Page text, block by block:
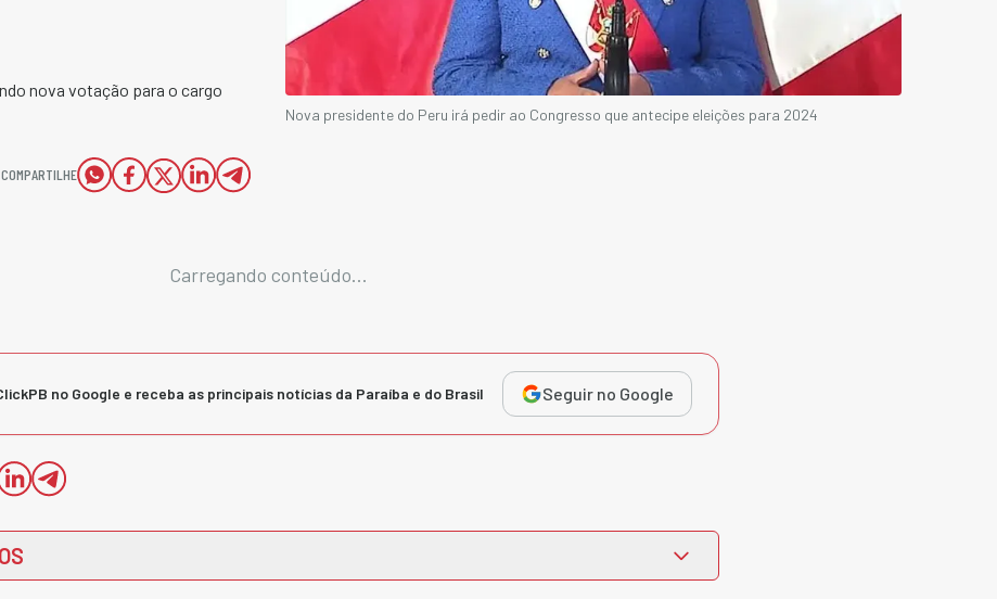
nova votação para o cargo
COMPARTILHE
Nova presidente do Peru irá pedir ao Congresso que antecipe eleições para 2024
Carregando conteúdo...
no Google e receba as principais notícias da Paraíba e do Brasil Seguir no Google